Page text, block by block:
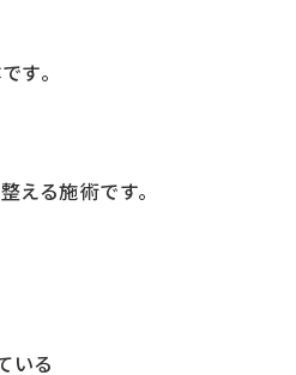
す。
える施術です。
いる